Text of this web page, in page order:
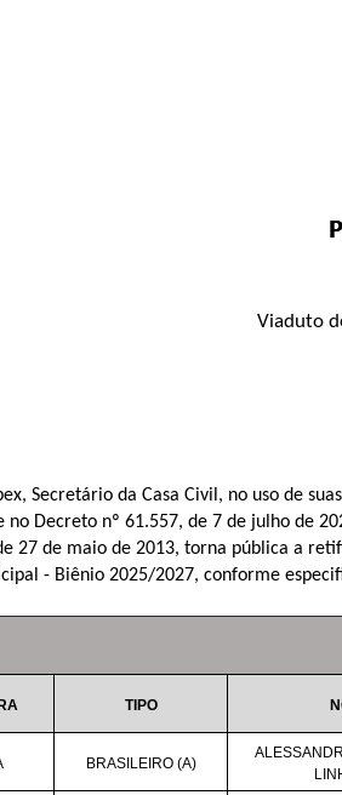
Viaduto
Secretário da Casa Civil, no uso de
no Decreto nº 61.557, de 7 de julho de
27 de maio de 2013, torna pública a
- Biênio 2025/2027, conforme
TIPO
BRASILEIRO (A)